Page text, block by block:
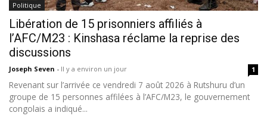
Politique
Libération de 15 prisonniers affiliés à
l’AFC/M23 : Kinshasa réclame la reprise des
discussions
Joseph Seven - Il y a environ un jour 1
Revenant sur l’arrivée ce vendredi 7 août 2026 à Rutshuru d’un
groupe de 15 personnes affilées à l’AFC/M23, le gouvernement
congolais a indiqué...